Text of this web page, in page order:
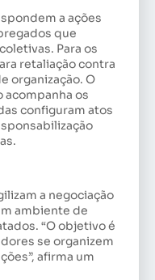
a ações
que
Para os
retaliação contra
organização. O
acompanha os
configuram atos
a negociação
ambiente de
“O objetivo é
se organizem
afirma um